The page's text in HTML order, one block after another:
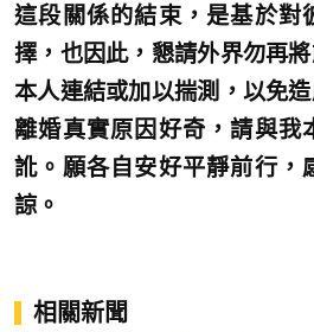
這段關係的結束，是基於對
擇，也因此，懇請外界勿再
本人連結或加以揣測，以免
離婚真實原因好奇，請與我
訛。願各自安好平靜前行，
諒。
相關新聞